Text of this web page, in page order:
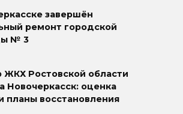
завершён
ремонт городской
№ 3
ЖКХ Ростовской области
Новочеркасск: оценка
планы восстановления